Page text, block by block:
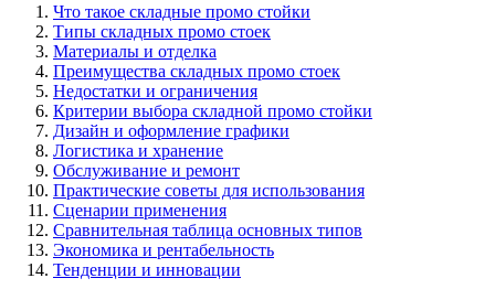
Что такое складные промо стойки
Типы складных промо стоек
Материалы и отделка
Преимущества складных промо стоек
Недостатки и ограничения
Критерии выбора складной промо стойки
Дизайн и оформление графики
Логистика и хранение
Обслуживание и ремонт
Практические советы для использования
Сценарии применения
Сравнительная таблица основных типов
Экономика и рентабельность
Тенденции и инновации